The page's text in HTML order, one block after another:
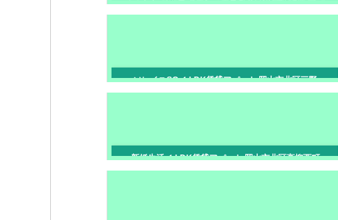
かわいいお部屋 タウンハウス風２LDK賃貸物件 アパ
ート 岡山市南区福富東
ソレイユSG １LDK賃貸アパート 岡山市北区三野
新婚生活 １LDK賃貸アパート 岡山市北区高柳西町